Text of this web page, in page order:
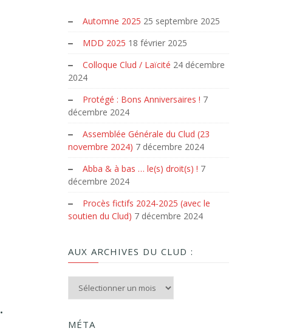
.
Automne 2025 25 septembre 2025
MDD 2025 18 février 2025
Colloque Clud / Laïcité 24 décembre
2024
Protégé : Bons Anniversaires ! 7
décembre 2024
Assemblée Générale du Clud (23
novembre 2024) 7 décembre 2024
Abba & à bas … le(s) droit(s) ! 7
décembre 2024
Procès fictifs 2024-2025 (avec le
soutien du Clud) 7 décembre 2024
AUX ARCHIVES DU CLUD :
Aux archives du Clud :
MÉTA